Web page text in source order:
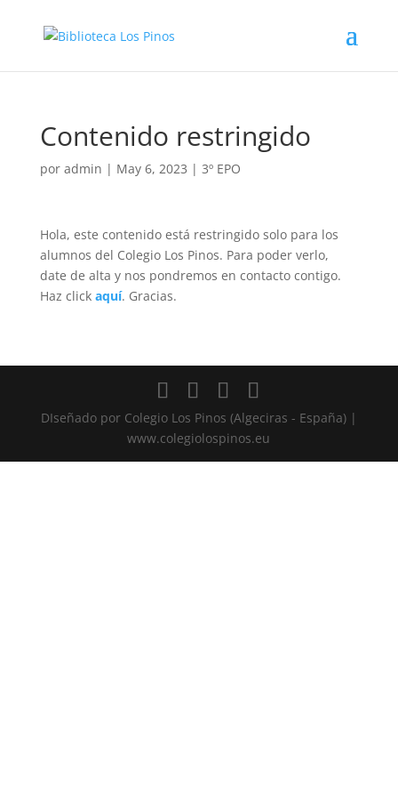
Contenido restringido
por admin | May 6, 2023 | 3º EPO
Hola, este contenido está restringido solo para los
alumnos del Colegio Los Pinos. Para poder verlo,
date de alta y nos pondremos en contacto contigo.
Haz click aquí. Gracias.
DIseñado por Colegio Los Pinos (Algeciras - España) |
www.colegiolospinos.eu